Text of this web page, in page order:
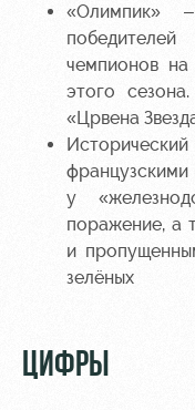
«Олимпик»
чемпионов
этого
«Црвена
французскими
у
поражение, а
и
зелёных
ЦИФРЫ